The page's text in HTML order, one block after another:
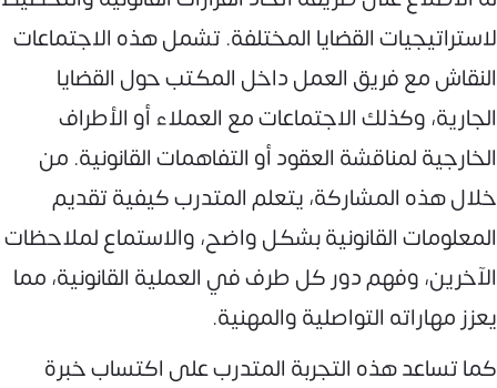
لاستراتيجيات القضايا المختلفة. تشمل هذه الاجتماعات
النقاش مع فريق العمل داخل المكتب حول القضايا
الجارية، وكذلك الاجتماعات مع العملاء أو الأطراف
الخارجية لمناقشة العقود أو التفاهمات القانونية. من
خلال هذه المشاركة، يتعلم المتدرب كيفية تقديم
المعلومات القانونية بشكل واضح، والاستماع لملاحظات
الآخرين، وفهم دور كل طرف في العملية القانونية، مما
يعزز مهاراته التواصلية والمهنية.
كما تساعد هذه التجربة المتدرب على اكتساب خبرة